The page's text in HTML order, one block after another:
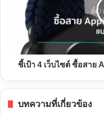
ติดไฟ
เว็บไซต์
Apple
Watch
40mm
แบบ
ๆ
ชี้เป้า 4 เว็บไซต์ ซื้อสาย
บทความที่เกี่ยวข้อง